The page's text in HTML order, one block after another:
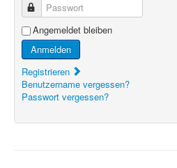
Passwort
Angemeldet bleiben
Anmelden
Registrieren
Benutzername vergessen?
Passwort vergessen?